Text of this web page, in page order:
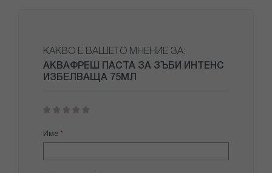
КАКВО Е ВАШЕТО МНЕНИЕ ЗА:
АКВАФРЕШ ПАСТА ЗА ЗЪБИ ИНТЕНС
ИЗБЕЛВАЩА 75МЛ
star
stars
stars
stars
stars
Име